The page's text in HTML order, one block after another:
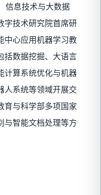
信息技术与大数据
字技术研究院首席研
中心应用机器学习教
括数据挖掘、大语言
计算系统优化与机器
人系统等领域开展交
育与科学部多项国家
与智能文档处理等方